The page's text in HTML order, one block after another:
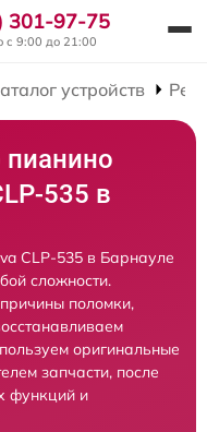
301-97-75
с 9:00 до 21:00
устройств
535 в
CLP-535 в Барнауле
сложности.
поломки,
оригинальные
запчасти, после
функций и